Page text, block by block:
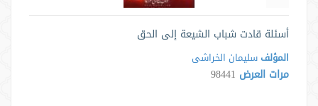
أسئلة قادت شباب الشيعة إلى الحق
المؤلف سلیمان الخراشی
مرات العرض 98441